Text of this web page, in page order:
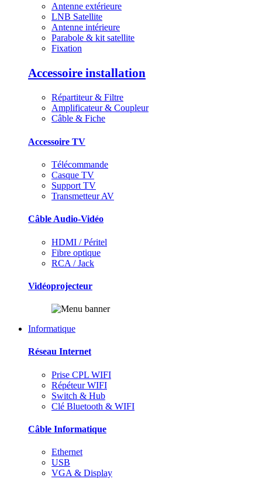
Antenne extérieure
LNB Satellite
Antenne intérieure
Parabole & kit satellite
Fixation
Accessoire installation
Répartiteur & Filtre
Amplificateur & Coupleur
Câble & Fiche
Accessoire TV
Télécommande
Casque TV
Support TV
Transmetteur AV
Câble Audio-Vidéo
HDMI / Péritel
Fibre optique
RCA / Jack
Vidéoprojecteur
Informatique
Réseau Internet
Prise CPL WIFI
Répéteur WIFI
Switch & Hub
Clé Bluetooth & WIFI
Câble Informatique
Ethernet
USB
VGA & Display